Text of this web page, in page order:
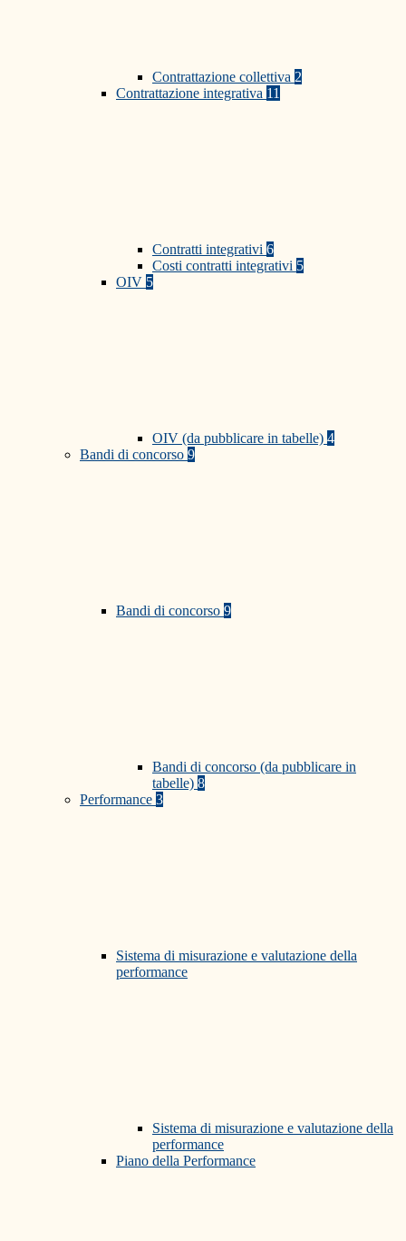
Contrattazione collettiva 2
Contrattazione integrativa 11
Contratti integrativi 6
Costi contratti integrativi 5
OIV 5
OIV (da pubblicare in tabelle) 4
Bandi di concorso 9
Bandi di concorso 9
Bandi di concorso (da pubblicare in
tabelle) 8
Performance 3
Sistema di misurazione e valutazione della
performance
Sistema di misurazione e valutazione della
performance
Piano della Performance